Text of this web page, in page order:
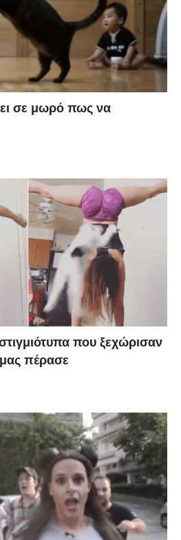
σε μωρό πως να
που ξεχώρισαν
πέρασε